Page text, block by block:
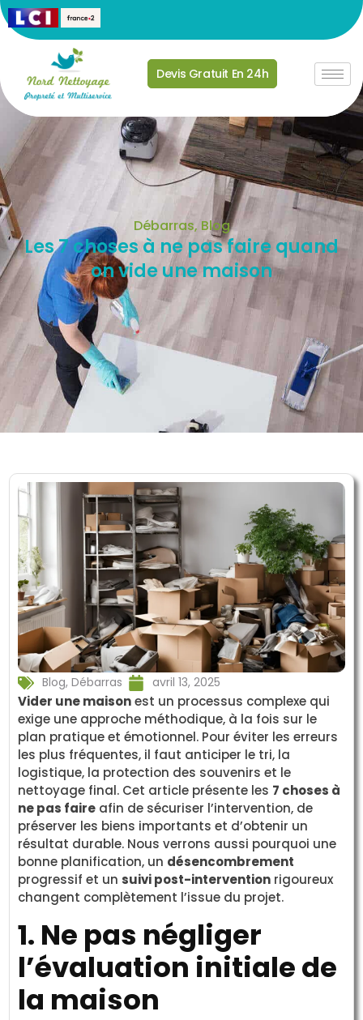
Devis Gratuit En 24h
Débarras, Blog
Les 7 choses à ne pas faire quand
on vide une maison
Blog,Débarras avril 13, 2025
Vider une maisonest un processus complexe qui
exige une approche méthodique, à la fois sur le
plan pratique et émotionnel. Pour éviter les erreurs
les plus fréquentes, il faut anticiper le tri, la
logistique, la protection des souvenirs et le
nettoyage final. Cet article présente les 7 choses à
ne pas faire afin de sécuriser l’intervention, de
préserver les biens importants et d’obtenir un
résultat durable. Nous verrons aussi pourquoi une
bonne planification, un désencombrement
progressif et un suivi post-intervention rigoureux
changent complètement l’issue du projet.
1. Ne pas négliger
l’évaluation initiale de
la maison